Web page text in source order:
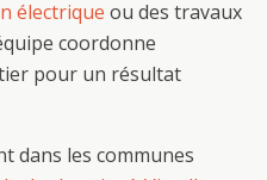
électrique ou des travaux
coordonne
pour un résultat
dans les communes